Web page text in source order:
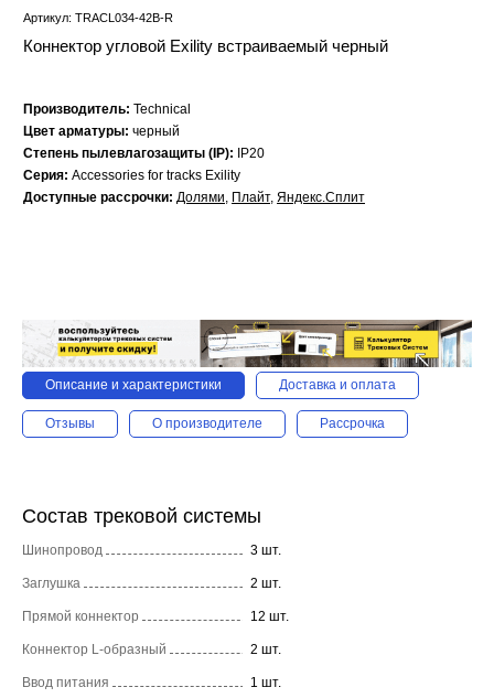
Артикул: TRACL034-42B-R
Коннектор угловой Exility встраиваемый черный
Производитель: Technical
Цвет арматуры: черный
Степень пылевлагозащиты (IP):
IP20
Серия: Accessories for tracks Exility
Доступные рассрочки: Долями, Плайт, Яндекс.Сплит
Описание и характеристики Доставка и оплата
Отзывы О производителе Рассрочка
Состав трековой системы
Шинопровод 3 шт.
Заглушка 2 шт.
Прямой коннектор 12 шт.
Коннектор L-образный 2 шт.
Ввод питания 1 шт.